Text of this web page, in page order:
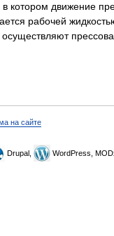
котором движение
рабочей
на сайте
Drupal, WordPress,